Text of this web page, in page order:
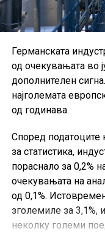
Германската
од очекувањата во
дополнителен
најголемата
од годинава.
Според податоците
за статистика,
пораснало за 0,2%
очекувањата на
од 0,1%.
зголемиле за 3,1%,
неколку големи